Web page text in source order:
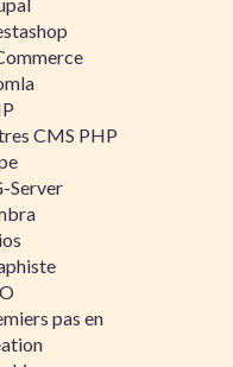
CMS PHP
Server
pas en